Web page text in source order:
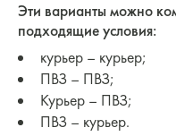
Эти варианты можно
подходящие условия:
курьер – курьер;
ПВЗ – ПВЗ;
Курьер – ПВЗ;
ПВЗ – курьер.